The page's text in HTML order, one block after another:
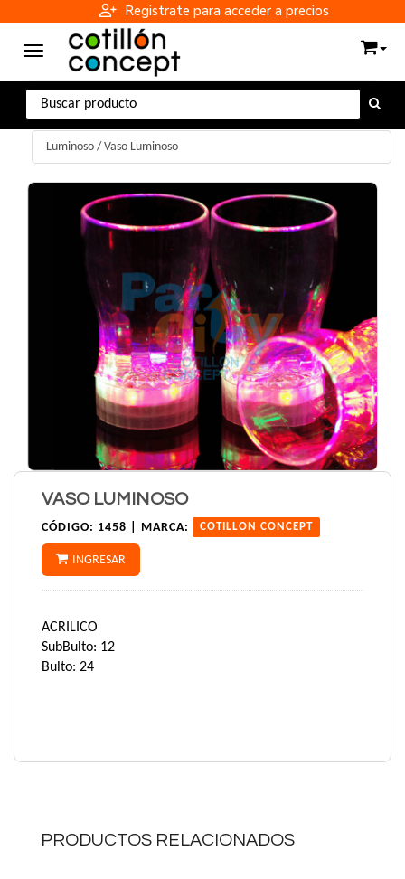
Registrate para acceder a precios
Toggle navigation
Luminoso / Vaso Luminoso
VASO LUMINOSO
CÓDIGO: 1458 | MARCA: COTILLON CONCEPT
INGRESAR
ACRILICO
SubBulto: 12
Bulto: 24
PRODUCTOS RELACIONADOS